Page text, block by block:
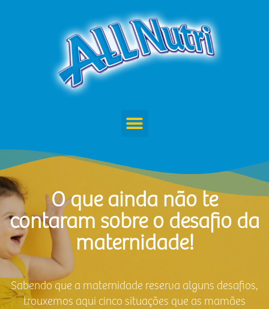
O que ainda não te
contaram sobre o desafio da
maternidade!
Sabendo que a maternidade reserva alguns desafios,
trouxemos aqui cinco situações que as mamães